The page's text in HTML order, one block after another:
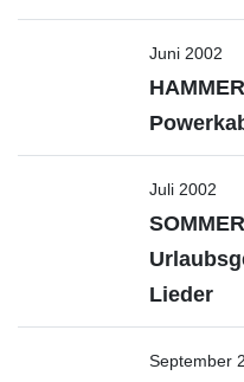
Juni 2002
Juli 2002
Lieder
September